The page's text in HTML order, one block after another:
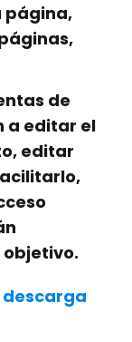
página,
de
a editar el
editar